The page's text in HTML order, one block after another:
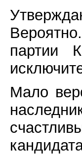
партии
Мало